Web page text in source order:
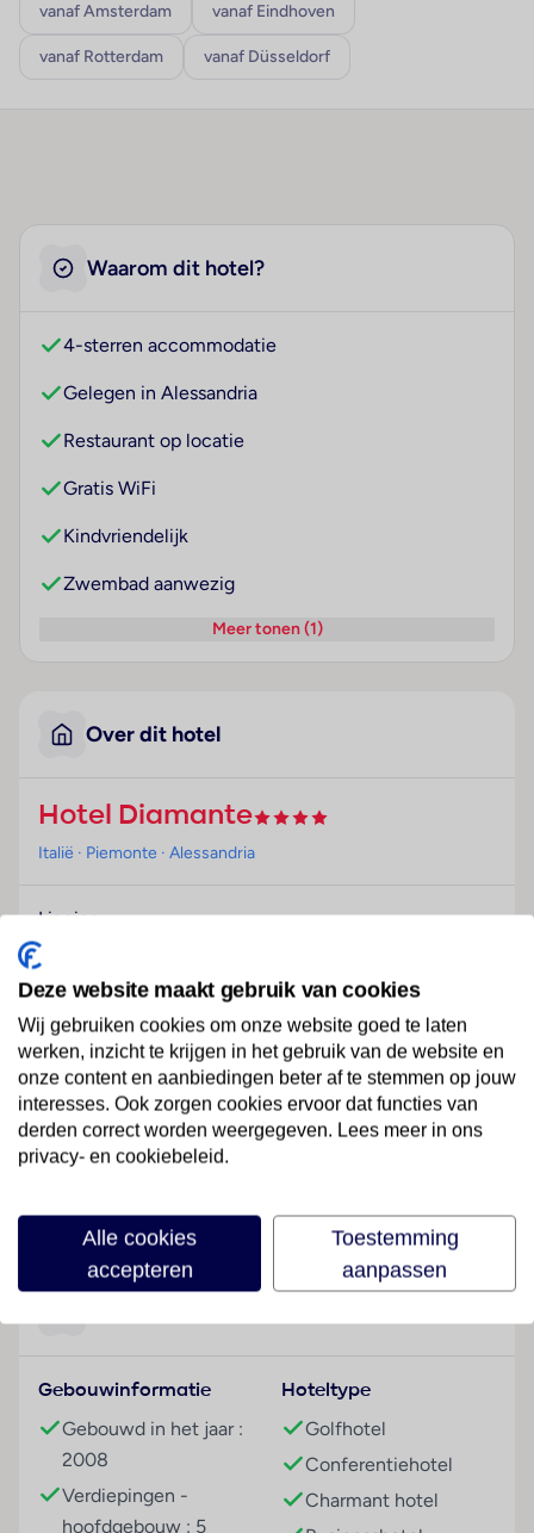
vanaf Amsterdam vanaf Eindhoven
vanaf Rotterdam vanaf Düsseldorf
Waarom dit hotel?
4-sterren accommodatie
Gelegen in Alessandria
Restaurant op locatie
Gratis WiFi
Kindvriendelijk
Zwembad aanwezig
Meer tonen (1)
Over dit hotel
Hotel Diamante
Italië · Piemonte · Alessandria
Ligging
Dit hotel ligt op slechts 1,5 km van de afrit
Alessandria Est van de A21 snelweg en is gemakkelijk
te bereiken, zowel vanuit Genua als vanuit Milaan.
Het stadscentrum bevindt zich op ongeveer 3 km van
het hotel. Hier vinden de gasten een aantal
mogelijkheden om te winkelen en restaurants, net als
haltes van het openbaar vervoer.
Hotelfaciliteiten
tweepersoonskamers zijn verdeeld over 5
verdiepingen en zijn met een lift bereikbaar. De
receptie is 24 uur per dag geopend. Service zoals een
over een aantal voor gehandicapten toegankelijke
voorzieningen. Het verblijf beschikt over faciliteiten
voor rolstoelgebruikers. Er zijn ook winkels. Tot de
overige voorzieningen van het hotel behoort een
speelkamer. De gasten die met de auto komen,
Gebouwinformatie
Gebouwd in het jaar :
2008
Verdiepingen -
hoofdgebouw : 5
Hoteltype
Golfhotel
Conferentiehotel
Charmant hotel
Deze website maakt gebruik van cookies
Wij gebruiken cookies om onze website goed te laten
werken, inzicht te krijgen in het gebruik van de website en
onze content en aanbiedingen beter af te stemmen op jouw
interesses. Ook zorgen cookies ervoor dat functies van
derden correct worden weergegeven. Lees meer in ons
privacy- en cookiebeleid.
Alle cookies
accepteren
Toestemming
aanpassen